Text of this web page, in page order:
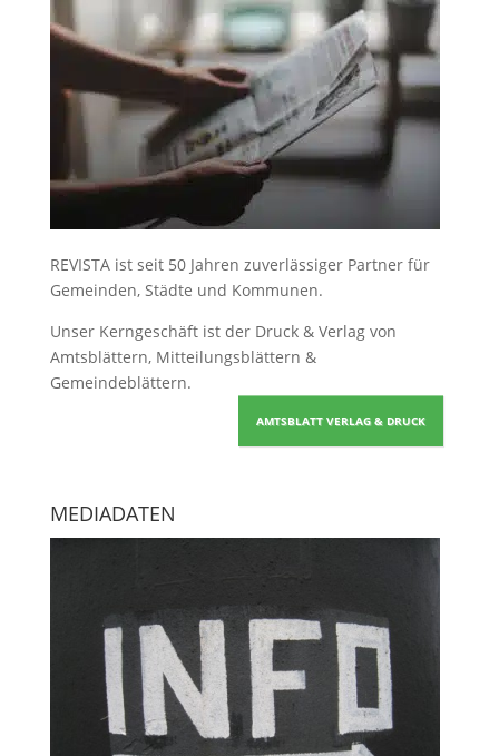
REVISTA ist seit 50 Jahren zuverlässiger Partner für
Gemeinden, Städte und Kommunen.
Unser Kerngeschäft ist der Druck & Verlag von
Amtsblättern, Mitteilungsblättern &
Gemeindeblättern.
AMTSBLATT VERLAG & DRUCK
MEDIADATEN